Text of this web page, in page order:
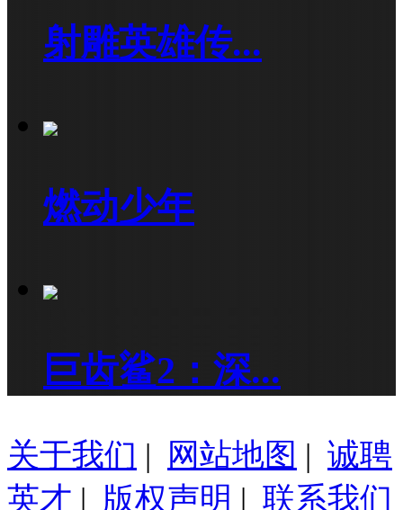
射雕英雄传...
燃动少年
巨齿鲨2：深...
关于我们 | 网站地图 | 诚聘
英才 | 版权声明 | 联系我们